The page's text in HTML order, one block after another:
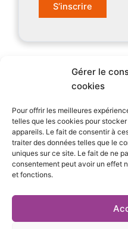
Gérer le
cookies
Pour offrir les meilleures
telles que les cookies pour
appareils. Le fait de consentir à
traiter des données telles que le
uniques sur ce site. Le fait de ne
consentement peut avoir un effet
et fonctions.
S’inscrire
Qui
Nous
S’inscrire